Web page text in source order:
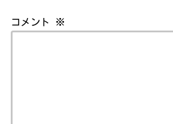
コメント ※